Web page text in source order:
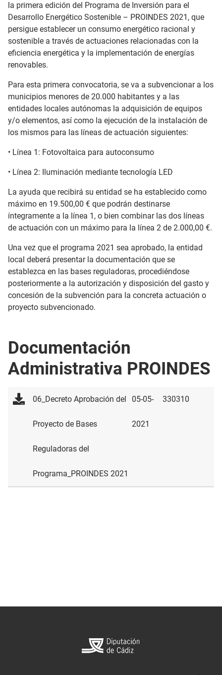
la primera edición del Programa de Inversión para el
Desarrollo Energético Sostenible – PROINDES 2021, que
persigue establecer un consumo energético racional y
sostenible a través de actuaciones relacionadas con la
eficiencia energética y la implementación de energías
renovables.
Para esta primera convocatoria, se va a subvencionar a los
municipios menores de 20.000 habitantes y a las
entidades locales autónomas la adquisición de equipos
y/o elementos, así como la ejecución de la instalación de
los mismos para las líneas de actuación siguientes:
• Línea 1: Fotovoltaica para autoconsumo
• Línea 2: Iluminación mediante tecnología LED
La ayuda que recibirá su entidad se ha establecido como
máximo en 19.500,00 € que podrán destinarse
íntegramente a la línea 1, o bien combinar las dos líneas
de actuación con un máximo para la línea 2 de 2.000,00 €.
Una vez que el programa 2021 sea aprobado, la entidad
local deberá presentar la documentación que se
establezca en las bases reguladoras, procediéndose
posteriormente a la autorización y disposición del gasto y
concesión de la subvención para la concreta actuación o
proyecto subvencionado.
Documentación
Administrativa PROINDES
06_Decreto Aprobación del
Proyecto de Bases
Reguladoras del
Programa_PROINDES 2021
05-05-
2021
330310